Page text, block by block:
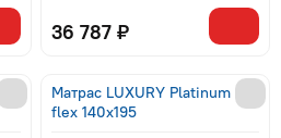
36 787 ₽
Матрас LUXURY Platinum
flex 140x195